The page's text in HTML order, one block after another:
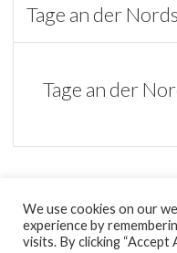
Previous
post:
Tage an der
Next
Tage an der
We use cookies on our
experience by
visits. By clicking “Accept